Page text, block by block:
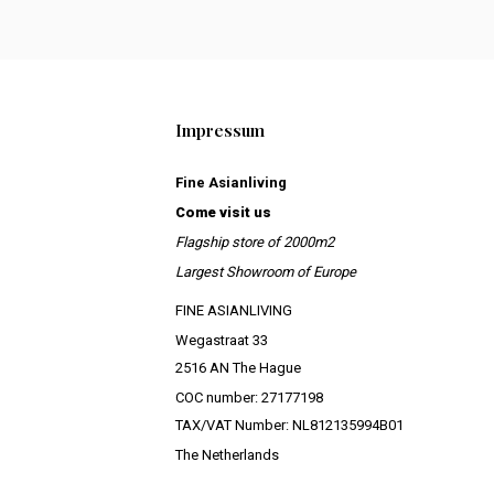
Impressum
Fine Asianliving
Come visit us
Flagship store of 2000m2
Largest Showroom of Europe
FINE ASIANLIVING
Wegastraat 33
2516 AN The Hague
COC number: 27177198
TAX/VAT Number: NL812135994B01
The Netherlands